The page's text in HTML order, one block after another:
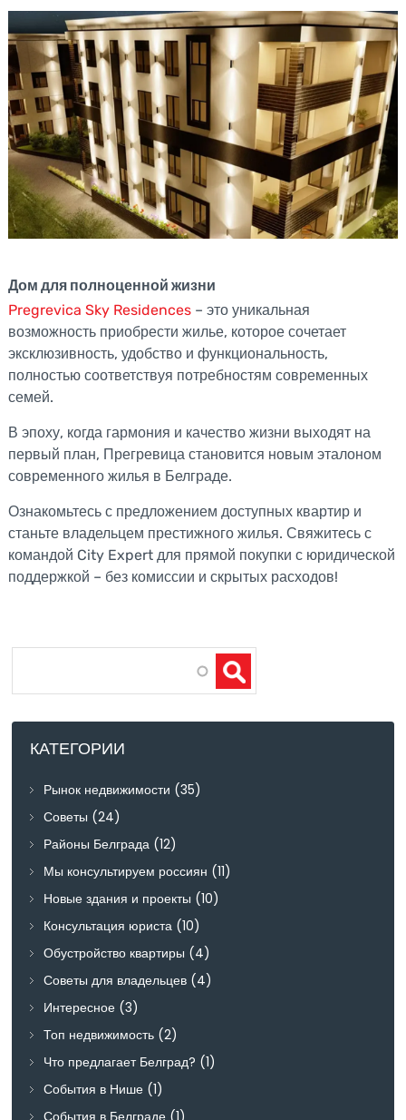
Дом для полноценной жизни
Pregrevica Sky Residences– это уникальная
возможность приобрести жилье, которое сочетает
эксклюзивность, удобство и функциональность,
полностью соответствуя потребностям современных
семей.
В эпоху, когда гармония и качество жизни выходят на
первый план, Прегревица становится новым эталоном
современного жилья в Белграде.
Ознакомьтесь с предложением доступных квартир и
станьте владельцем престижного жилья. Свяжитесь с
командой City Expert для прямой покупки с юридической
поддержкой – без комиссии и скрытых расходов!
КАТЕГОРИИ
Рынок недвижимости (35)
Советы (24)
Районы Белграда (12)
Мы консультируем россиян (11)
Новые здания и проекты (10)
Консультация юриста (10)
Обустройство квартиры (4)
Советы для владельцев (4)
Интересное (3)
Топ недвижимость (2)
Что предлагает Белград? (1)
События в Нише (1)
События в Белграде (1)